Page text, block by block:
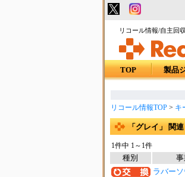
リコール情報/自主回
TOP 製品
リコール情報TOP> キ
「グレイ」 関連
1件中 1～1件
種別 事
ラバー